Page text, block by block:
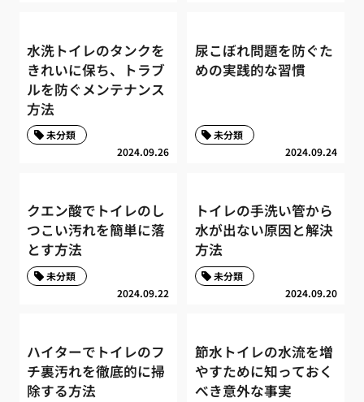
水洗トイレのタンクを
きれいに保ち、トラブ
ルを防ぐメンテナンス
方法
2024.09.26
未分類
尿こぼれ問題を防ぐた
めの実践的な習慣
2024.09.24
未分類
クエン酸でトイレのし
つこい汚れを簡単に落
とす方法
2024.09.22
未分類
トイレの手洗い管から
水が出ない原因と解決
方法
2024.09.20
未分類
ハイターでトイレのフ
チ裏汚れを徹底的に掃
除する方法
節水トイレの水流を増
やすために知っておく
べき意外な事実